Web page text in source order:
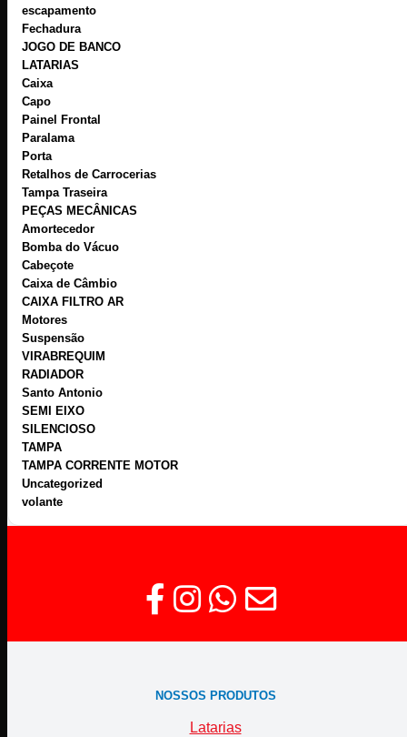
escapamento
Fechadura
JOGO DE BANCO
LATARIAS
Caixa
Capo
Painel Frontal
Paralama
Porta
Retalhos de Carrocerias
Tampa Traseira
PEÇAS MECÂNICAS
Amortecedor
Bomba do Vácuo
Cabeçote
Caixa de Câmbio
CAIXA FILTRO AR
Motores
Suspensão
VIRABREQUIM
RADIADOR
Santo Antonio
SEMI EIXO
SILENCIOSO
TAMPA
TAMPA CORRENTE MOTOR
Uncategorized
volante
NOSSOS PRODUTOS
Latarias